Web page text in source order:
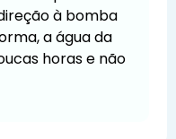
à bomba
a água da
horas e não